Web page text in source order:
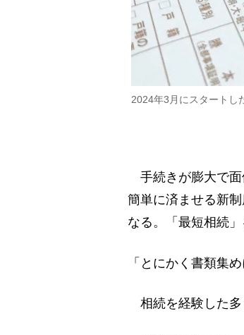
2024年3月にスタートし
手続きが膨大で面
簡単に済ませる新
なる。「最短相続
「とにかく書類集
相続を経験した多